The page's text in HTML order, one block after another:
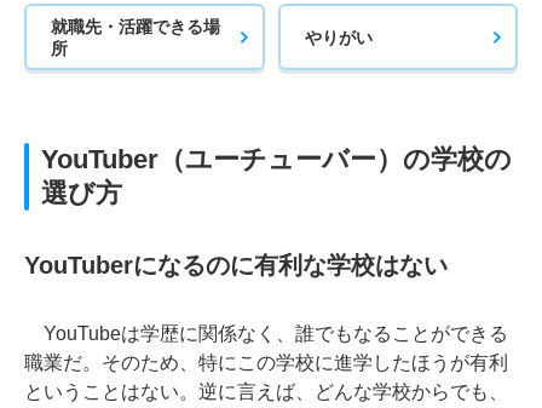
就職先・活躍できる場
所
やりがい
YouTuber（ユーチューバー）の学校の
選び方
YouTuberになるのに有利な学校はない
YouTubeは学歴に関係なく、誰でもなることができる
職業だ。そのため、特にこの学校に進学したほうが有利
ということはない。逆に言えば、どんな学校からでも、